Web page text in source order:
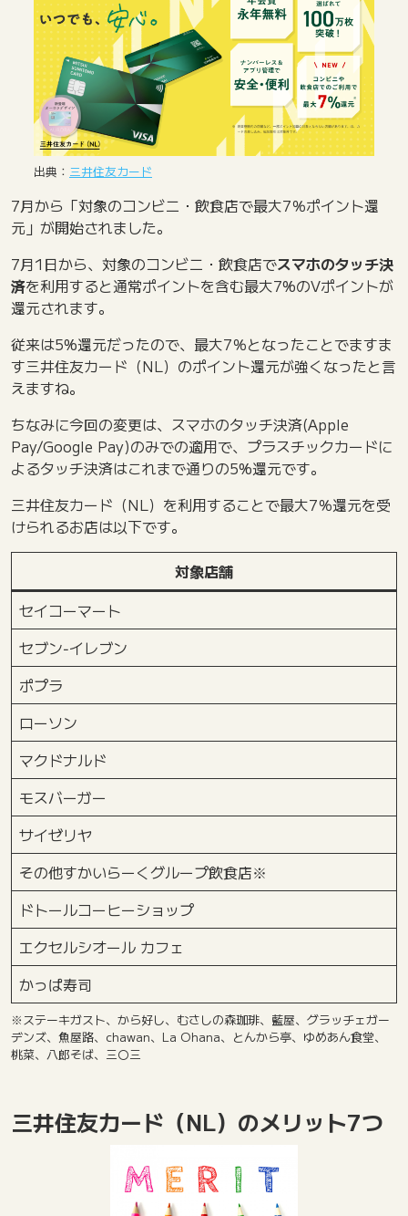
出典： 三井住友カード
7月から「対象のコンビニ・飲食店で最大7％ポイント還
元」が開始されました。
7月1日から、対象のコンビニ・飲食店でスマホのタッチ決
済を利用すると通常ポイントを含む最大7%のVポイントが
還元されます。
従来は5%還元だったので、最大7％となったことでますま
す三井住友カード（NL）のポイント還元が強くなったと言
えますね。
ちなみに今回の変更は、スマホのタッチ決済(Apple
Pay/Google Pay)のみでの適用で、プラスチックカードに
よるタッチ決済はこれまで通りの5%還元です。
三井住友カード（NL）を利用することで最大7％還元を受
けられるお店は以下です。
対象店舗
セイコーマート
セブン‐イレブン
ポプラ
ローソン
マクドナルド
モスバーガー
サイゼリヤ
その他すかいらーくグループ飲食店※
ドトールコーヒーショップ
エクセルシオール カフェ
かっぱ寿司
※ステーキガスト、から好し、むさしの森珈琲、藍屋、グラッチェガー
デンズ、魚屋路、chawan、La Ohana、とんから亭、ゆめあん食堂、
桃菜、八郎そば、三〇三
三井住友カード（NL）のメリット7つ